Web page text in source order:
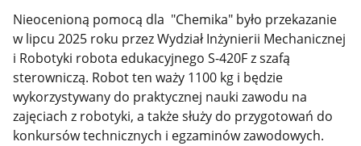
Nieocenioną pomocą dla "Chemika" było przekazanie
w lipcu 2025 roku przez Wydział Inżynierii Mechanicznej
i Robotyki robota edukacyjnego S-420F z szafą
sterowniczą. Robot ten waży 1100 kg i będzie
wykorzystywany do praktycznej nauki zawodu na
zajęciach z robotyki, a także służy do przygotowań do
konkursów technicznych i egzaminów zawodowych.